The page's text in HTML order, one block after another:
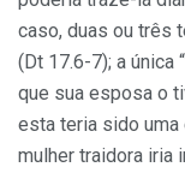
caso, duas ou três
(Dt 17.6-7); a única
que sua esposa o
esta teria sido uma
mulher traidora iria